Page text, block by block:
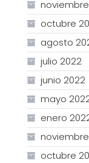
octubre
agosto
julio 2022
junio 2022
mayo
enero
noviembre
octubre